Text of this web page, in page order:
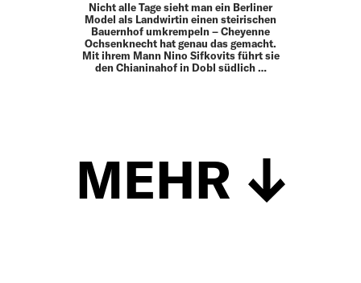
Nicht alle Tage sieht man ein Berliner
Model als Landwirtin einen steirischen
Bauernhof umkrempeln – Cheyenne
Ochsenknecht hat genau das gemacht.
Mit ihrem Mann Nino Sifkovits führt sie
den Chianinahof in Dobl südlich …
MEHR